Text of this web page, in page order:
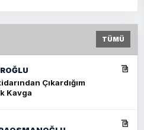
TÜMÜ
Çıkardığım
Kavga